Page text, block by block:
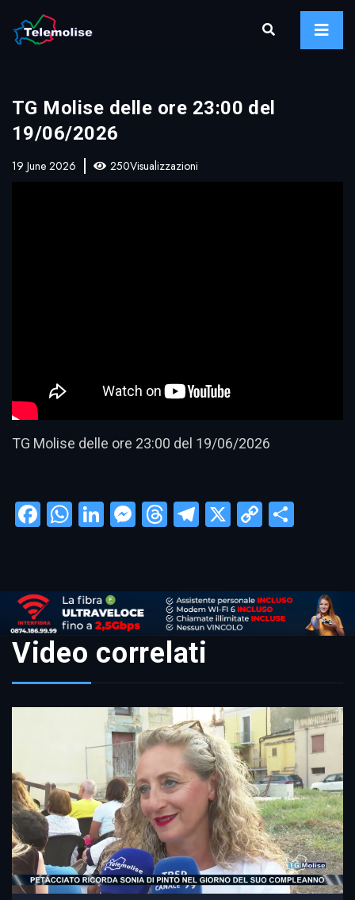
TG Molise delle ore 23:00 del
19/06/2026
19 June 2026 250Visualizzazioni
TG Molise delle ore 23:00 del 19/06/2026
Facebook
WhatsApp
LinkedIn
Messenger
Threads
Telegram
X
Copy
Video correlati